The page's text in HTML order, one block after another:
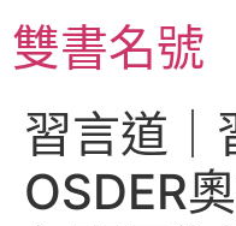
至
主雙書名號
習言道｜
OSDER